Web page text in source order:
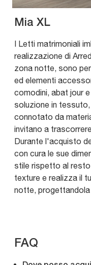
Mia XL
I Letti matrimoniali
realizzazione di
zona notte, sono
ed elementi
comodini, abat jour
soluzione in
connotato da
invitano a
Durante l'acquisto
con cura le sue
stile rispetto al
texture e realizza il
notte,
FAQ